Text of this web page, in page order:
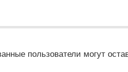
пользователи могут